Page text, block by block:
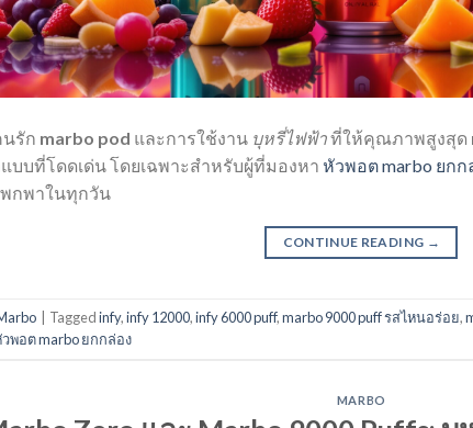
รัก marbo pod และการใช้งาน บุหรี่ไฟฟ้าที่ให้คุณภาพสูงสุด
บบที่โดดเด่น โดยเฉพาะสำหรับผู้ที่มองหา หัวพอต marbo ยกก
กพาในทุกวัน
CONTINUE READING →
Taggedinfy,infy 12000,infy 6000 puff,marbo 9000 puff รสไหนอร่อย,
พอต marbo ยกกล่อง
MARBO